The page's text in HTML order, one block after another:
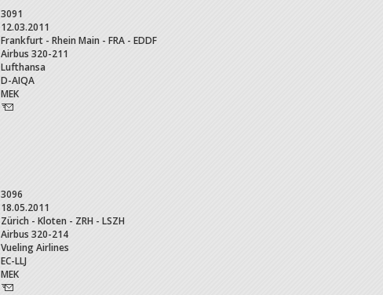
3091
12.03.2011
Frankfurt - Rhein Main - FRA - EDDF
Airbus 320-211
Lufthansa
D-AIQA
MEK
3096
18.05.2011
Zürich - Kloten - ZRH - LSZH
Airbus 320-214
Vueling Airlines
EC-LLJ
MEK